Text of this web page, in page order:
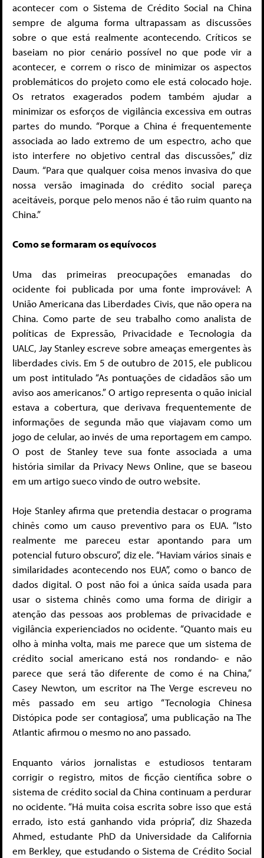
acontecer com o Sistema de Crédito Social na China
sempre de alguma forma ultrapassam as discussões
sobre o que está realmente acontecendo. Críticos se
baseiam no pior cenário possível no que pode vir a
acontecer, e correm o risco de minimizar os aspectos
problemáticos do projeto como ele está colocado hoje.
Os retratos exagerados podem também ajudar a
minimizar os esforços de vigilância excessiva em outras
partes do mundo. “Porque a China é frequentemente
associada ao lado extremo de um espectro, acho que
isto interfere no objetivo central das discussões,” diz
Daum. “Para que qualquer coisa menos invasiva do que
nossa versão imaginada do crédito social pareça
aceitáveis, porque pelo menos não é tão ruim quanto na
China.”
Como se formaram os equívocos
Uma das primeiras preocupações emanadas do
ocidente foi publicada por uma fonte improvável: A
União Americana das Liberdades Civis, que não opera na
China. Como parte de seu trabalho como analista de
políticas de Expressão, Privacidade e Tecnologia da
UALC, Jay Stanley escreve sobre ameaças emergentes às
liberdades civis. Em 5 de outubro de 2015, ele publicou
um post intitulado “As pontuações de cidadãos são um
aviso aos americanos.” O artigo representa o quão inicial
estava a cobertura, que derivava frequentemente de
informações de segunda mão que viajavam como um
jogo de celular, ao invés de uma reportagem em campo.
O post de Stanley teve sua fonte associada a uma
história similar da Privacy News Online, que se baseou
em um artigo sueco vindo de outro website.
Hoje Stanley afirma que pretendia destacar o programa
chinês como um causo preventivo para os EUA. “Isto
realmente me pareceu estar apontando para um
potencial futuro obscuro”, diz ele. “Haviam vários sinais e
similaridades acontecendo nos EUA”, como o banco de
dados digital. O post não foi a única saída usada para
usar o sistema chinês como uma forma de dirigir a
atenção das pessoas aos problemas de privacidade e
vigilância experienciados no ocidente. “Quanto mais eu
olho à minha volta, mais me parece que um sistema de
crédito social americano está nos rondando- e não
parece que será tão diferente de como é na China,”
Casey Newton, um escritor na The Verge escreveu no
mês passado em seu artigo “Tecnologia Chinesa
Distópica pode ser contagiosa”, uma publicação na The
Atlantic afirmou o mesmo no ano passado.
Enquanto vários jornalistas e estudiosos tentaram
corrigir o registro, mitos de ficção científica sobre o
sistema de crédito social da China continuam a perdurar
no ocidente. “Há muita coisa escrita sobre isso que está
errado, isto está ganhando vida própria”, diz Shazeda
Ahmed, estudante PhD da Universidade da California
em Berkley, que estudando o Sistema de Crédito Social